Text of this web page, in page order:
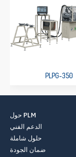
PLPG-350
حول PLM
الدعم الفني
حلول شاملة
ضمان الجودة